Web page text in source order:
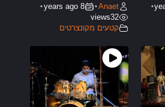
•
Anaet
•
8 years ago
•
32
views
קטעים מקונצרטים